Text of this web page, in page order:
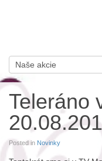
Teleráno
Posted in Novinky